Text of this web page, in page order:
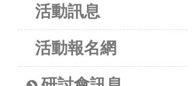
活動訊息
活動報名網